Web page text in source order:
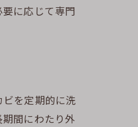
に応じて専門
を定期的に洗
間にわたり外